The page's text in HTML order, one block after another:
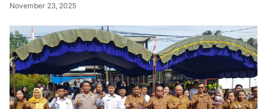
November 23, 2025